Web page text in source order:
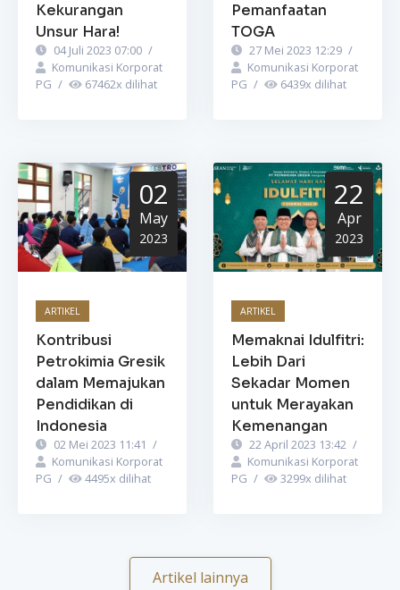
Kekurangan
Unsur Hara!
04 Juli 2023 07:00 /
Komunikasi Korporat
PG / 67462x dilihat
Pemanfaatan
TOGA
27 Mei 2023 12:29 /
Komunikasi Korporat
PG / 6439x dilihat
02
May
2023
ARTIKEL
Kontribusi
Petrokimia Gresik
dalam Memajukan
Pendidikan di
Indonesia
02 Mei 2023 11:41 /
Komunikasi Korporat
PG / 4495x dilihat
22
Apr
2023
ARTIKEL
Memaknai Idulfitri:
Lebih Dari
Sekadar Momen
untuk Merayakan
Kemenangan
22 April 2023 13:42 /
Komunikasi Korporat
PG / 3299x dilihat
Artikel lainnya